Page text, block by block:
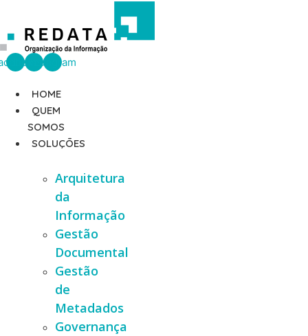
o
conteúdo
LinkedinInstagram
HOME
QUEM
SOMOS
SOLUÇÕES
Arquitetura
da
Informação
Gestão
Documental
Gestão
de
Metadados
Governança